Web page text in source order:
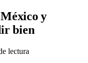
y
bien
lectura